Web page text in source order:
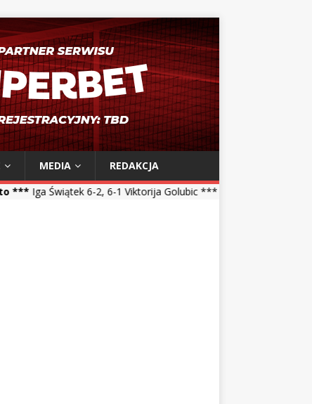
MEDIA
REDAKCJA
6-1 Viktorija Golubic *** Maja Chwalińska 5-7, 1-6 Talia Gibson